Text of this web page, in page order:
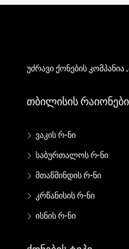
უძრავი ქონების
Თბილისის Რაიონები
ვაკის რ-ნი
საბურთალოს რ-ნი
მთაწმინდის რ-ნი
კრწანისის რ-ნი
ისნის რ-ნი